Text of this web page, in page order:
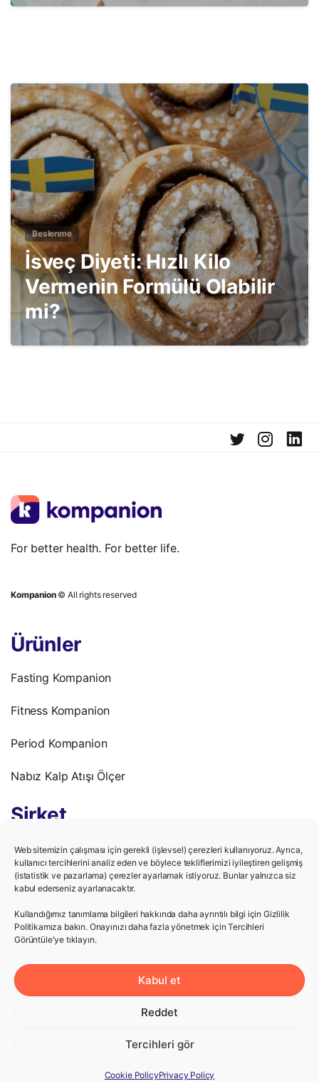
Web sitemizin çalışması için gerekli (işlevsel) çerezleri kullanıyoruz. Ayrıca,
kullanıcı tercihlerini analiz eden ve böylece tekliflerimizi iyileştiren gelişmiş
(istatistik ve pazarlama) çerezler ayarlamak istiyoruz. Bunlar yalnızca siz
kabul ederseniz ayarlanacaktır.
Kullandığımız tanımlama bilgileri hakkında daha ayrıntılı bilgi için Gizlilik
Politikamıza bakın. Onayınızı daha fazla yönetmek için Tercihleri ​​
Görüntüle'ye tıklayın.
Kabul et
Reddet
Tercihleri gör
Cookie PolicyPrivacy Policy
Beslenme
İsveç Diyeti: Hızlı Kilo
Vermenin Formülü Olabilir
mi?
For better health. For better life.
Kompanion© All rights reserved
Ürünler
Fasting Kompanion
Fitness Kompanion
Period Kompanion
Nabız Kalp Atışı Ölçer
Şirket
Gizlilik Politikası
Kullanım Şartları
Kariyer
Yardım
Destek Merkezi